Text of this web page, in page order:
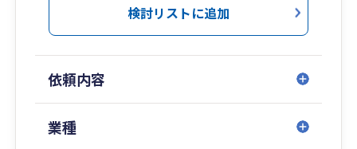
新宿野村ビルに拠点を構える事務所です。
これまで様々な形で関与した顧客数は1,000社を
超えます。
検討リストに追加
依頼内容
業種